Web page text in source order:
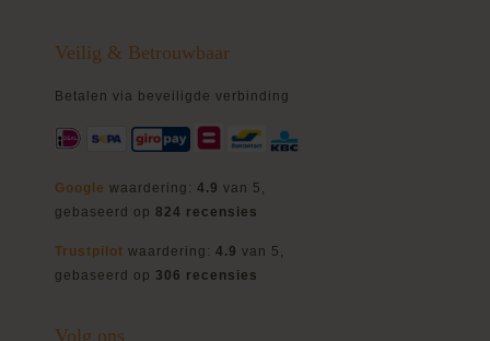
Veilig & Betrouwbaar
Betalen via beveiligde verbinding
Google waardering: 4.9 van 5,
gebaseerd op 824 recensies
Trustpilot waardering: 4.9 van 5,
gebaseerd op 306 recensies
Volg ons